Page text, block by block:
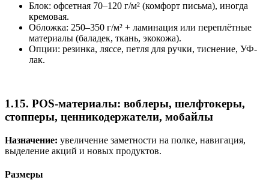
Блок: офсетная 70–120 г/м² (комфорт письма), иногда
кремовая.
Обложка: 250–350 г/м² + ламинация или переплётные
материалы (баладек, ткань, экокожа).
Опции: резинка, ляссе, петля для ручки, тиснение, УФ-
лак.
1.15. POS-материалы: воблеры, шелфтокеры,
стопперы, ценникодержатели, мобайлы
Назначение: увеличение заметности на полке, навигация,
выделение акций и новых продуктов.
Размеры